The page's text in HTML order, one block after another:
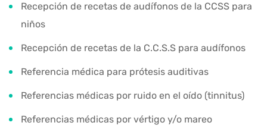
Recepción de recetas de audífonos de la CCSS para
niños
Recepción de recetas de la C.C.S.S para audífonos
Referencia médica para prótesis auditivas
Referencias médicas por ruido en el oído (tinnitus)
Referencias médicas por vértigo y/o mareo